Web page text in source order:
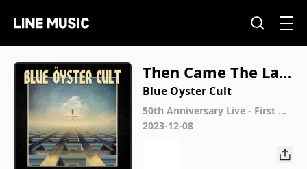
Then Came The Last
Days Of May (Live)
Blue Oyster Cult
50th Anniversary Live - First Ni
ght
2023-12-08